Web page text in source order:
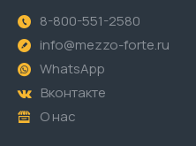
8-800-551-2580
info@mezzo-forte.ru
WhatsApp
Вконтакте
О нас